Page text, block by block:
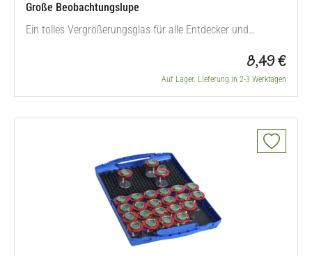
Große Beobachtungslupe
Ein tolles Vergrößerungsglas für alle Entdecker und
genaue Beobachten. Mit ihrem breiten Griff liegt die Lupe
sehr gut in der Hand. Unterstützen Sie den natürlichen
Forscherdrang Ihrer Kinder mit der großen
8,49 €
Auf Lager. Lieferung in 2-3 Werktagen